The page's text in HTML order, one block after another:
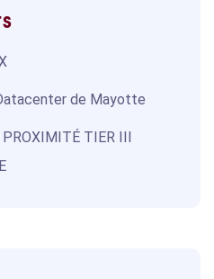
de Mayotte
PROXIMITÉ TIER III